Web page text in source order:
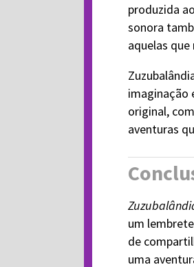
produzida
sonora
aquelas
imaginação
original,
aventuras
um
de
uma